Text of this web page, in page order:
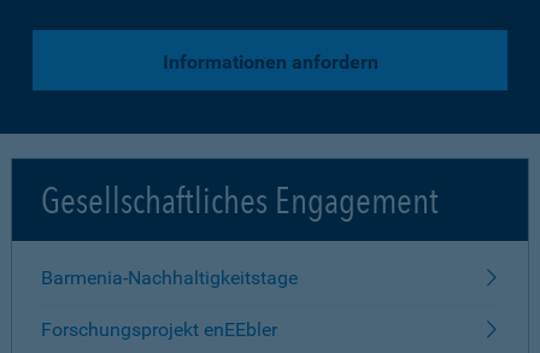
Informationen anfordern
Gesellschaftliches Engagement
Barmenia-Nachhaltigkeitstage
Forschungsprojekt enEEbler